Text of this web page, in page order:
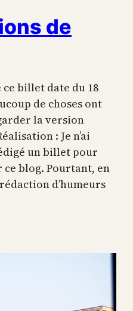
de
billet date du 18
de choses ont
la version
: Je n’ai
un billet pour
blog. Pourtant, en
d’humeurs